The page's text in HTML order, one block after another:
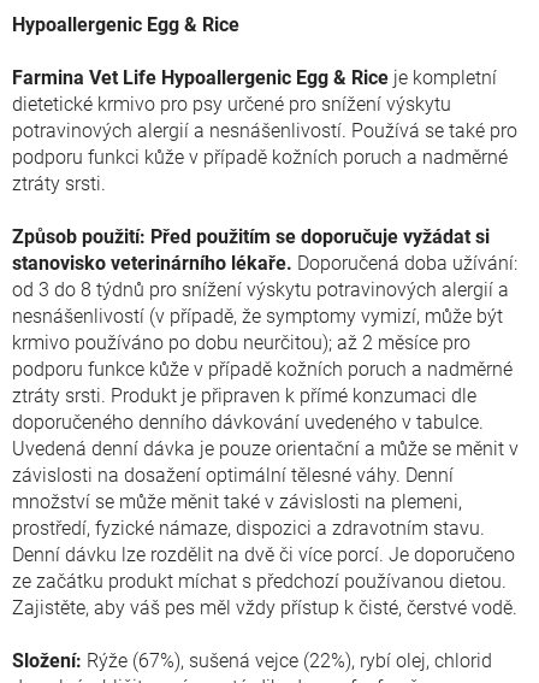
Hypoallergenic Egg & Rice
Farmina Vet Life Hypoallergenic Egg & Rice je kompletní
dietetické krmivo pro psy určené pro snížení výskytu
potravinových alergií a nesnášenlivostí. Používá se také pro
podporu funkci kůže v případě kožních poruch a nadměrné
ztráty srsti.
Způsob použití: Před použitím se doporučuje vyžádat si
stanovisko veterinárního lékaře. Doporučená doba užívání:
od 3 do 8 týdnů pro snížení výskytu potravinových alergií a
nesnášenlivostí (v případě, že symptomy vymizí, může být
krmivo používáno po dobu neurčitou); až 2 měsíce pro
podporu funkce kůže v případě kožních poruch a nadměrné
ztráty srsti. Produkt je připraven k přímé konzumaci dle
doporučeného denního dávkování uvedeného v tabulce.
Uvedená denní dávka je pouze orientační a může se měnit v
závislosti na dosažení optimální tělesné váhy. Denní
množství se může měnit také v závislosti na plemeni,
prostředí, fyzické námaze, dispozici a zdravotním stavu.
Denní dávku lze rozdělit na dvě či více porcí. Je doporučeno
ze začátku produkt míchat s předchozí používanou dietou.
Zajistěte, aby váš pes měl vždy přístup k čisté, čerstvé vodě.
Složení: Rýže (67%), sušená vejce (22%), rybí olej, chlorid